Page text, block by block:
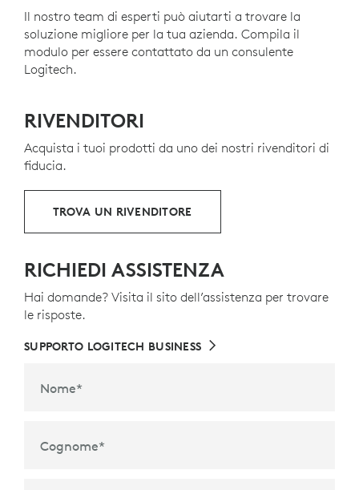
Le parti in plastica di Signature Slim Wired K620 for
Business includono il 66% di plastica riciclata
certificata post-consumo8Sono escluse le parti in
per dare una seconda vita
alla plastica proveniente da vecchi apparecchi
ridurre la nostra impronta di carbonio.
INFORMAZIONI SULE PLASTICHE RICICLATE
Il nostro team di esperti può aiutarti a trovare la
soluzione migliore per la tua azienda. Compila il
modulo per essere contattato da un consulente
Logitech.
RIVENDITORI
Acquista i tuoi prodotti da uno dei nostri rivenditori di
fiducia.
TROVA UN RIVENDITORE
RICHIEDI ASSISTENZA
Hai domande? Visita il sito dell’assistenza per trovare
le risposte.
SUPPORTO LOGITECH BUSINESS
Nome*
Cognome*